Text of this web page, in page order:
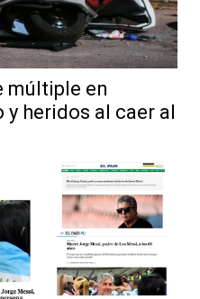
múltiple en
y heridos al caer al